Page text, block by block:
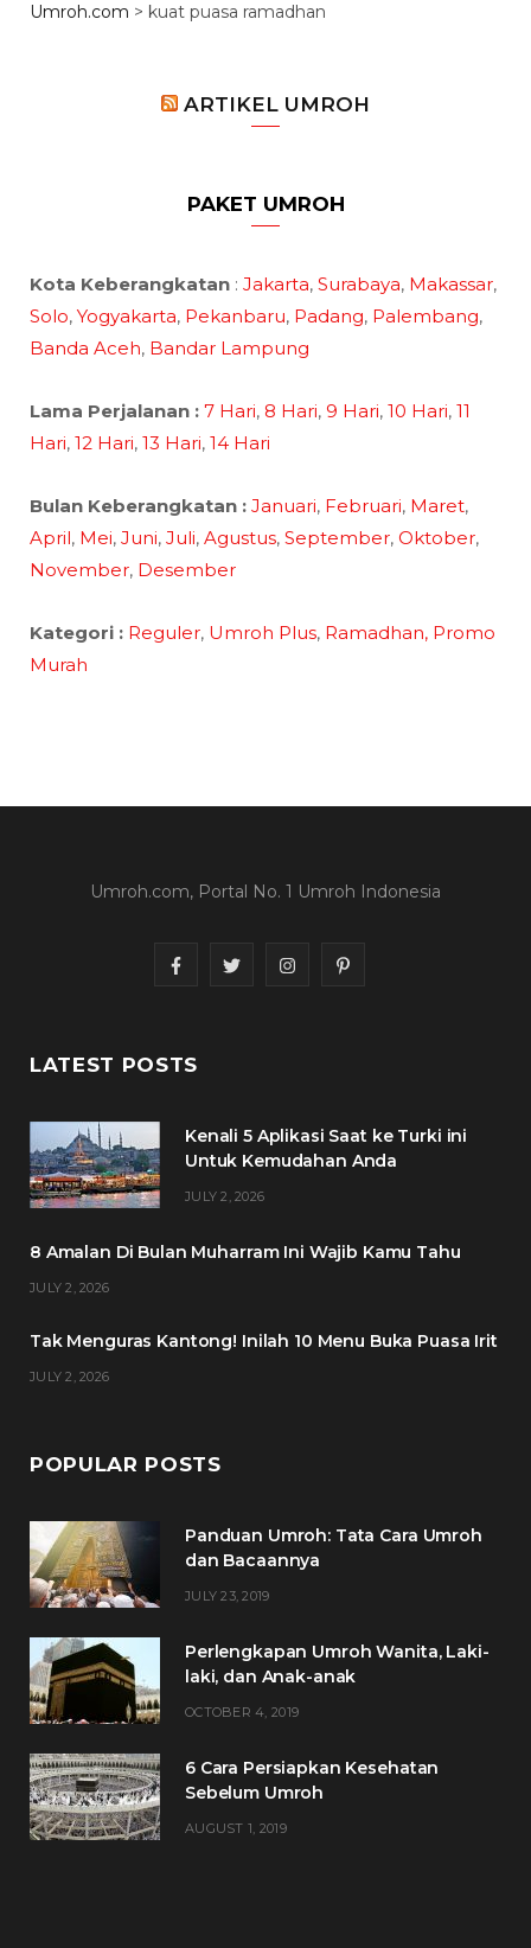
Umroh.com > kuat puasa ramadhan
ARTIKEL UMROH
PAKET UMROH
Kota Keberangkatan : Jakarta, Surabaya, Makassar,
Solo, Yogyakarta, Pekanbaru, Padang, Palembang,
Banda Aceh, Bandar Lampung
Lama Perjalanan : 7 Hari, 8 Hari, 9 Hari, 10 Hari, 11
Hari, 12 Hari, 13 Hari, 14 Hari
Bulan Keberangkatan : Januari, Februari, Maret,
April, Mei, Juni, Juli, Agustus, September, Oktober,
November, Desember
Kategori : Reguler, Umroh Plus, Ramadhan, Promo
Murah
Umroh.com, Portal No. 1 Umroh Indonesia
F
c
b
T
t
I
a
P
e
LATEST POSTS
Kenali 5 Aplikasi Saat ke Turki ini
Untuk Kemudahan Anda
JULY 2, 2026
8 Amalan Di Bulan Muharram Ini Wajib Kamu Tahu
JULY 2, 2026
Tak Menguras Kantong! Inilah 10 Menu Buka Puasa Irit
JULY 2, 2026
POPULAR POSTS
Panduan Umroh: Tata Cara Umroh
dan Bacaannya
JULY 23, 2019
Perlengkapan Umroh Wanita, Laki-
laki, dan Anak-anak
OCTOBER 4, 2019
6 Cara Persiapkan Kesehatan
Sebelum Umroh
AUGUST 1, 2019